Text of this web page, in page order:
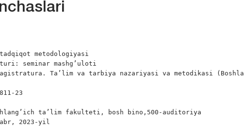
metodologiyasi
turi: seminar mashg’uloti
Ta’lim va tarbiya nazariyasi va metodikasi
23
ta’lim fakulteti, bosh bino,500-auditoriya
2023-yil